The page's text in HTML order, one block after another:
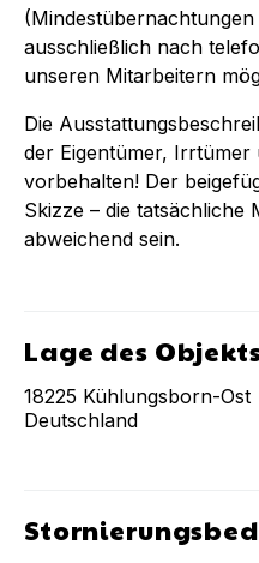
ausschließlich nach
unseren Mitarbeitern
Die
der Eigentümer,
vorbehalten! Der
Skizze – die tatsächliche
abweichend sein.
Lage des
18225 Kühlungsborn-Ost
Deutschland